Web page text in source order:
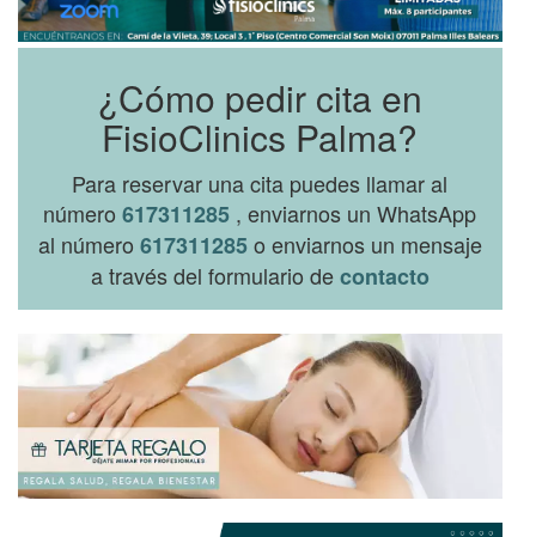
¿Cómo pedir cita en
FisioClinics Palma?
Para reservar una cita puedes llamar al
número617311285 , enviarnos un WhatsApp
al número 617311285o enviarnos un mensaje
a través del formulario decontacto